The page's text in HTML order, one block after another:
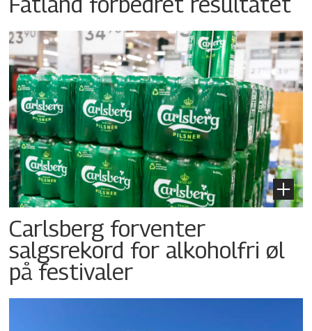
Carlsberg forventer
salgsrekord for alkoholfri øl
på festivaler